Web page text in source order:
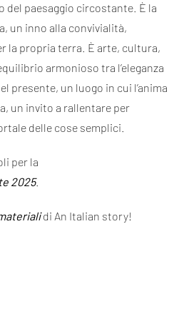
del paesaggio circostante. È la
un inno alla convivialità,
la propria terra. È arte, cultura,
armonioso tra l’eleganza
presente, un luogo in cui l’anima
un invito a rallentare per
delle cose semplici.
per la
2025.
di An Italian story!